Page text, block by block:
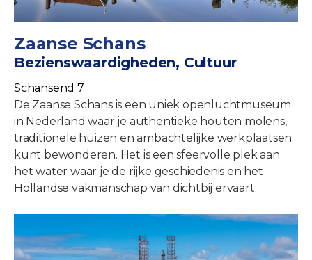
Zaanse Schans
Bezienswaardigheden, Cultuur
Schansend 7
De Zaanse Schans is een uniek openluchtmuseum
in Nederland waar je authentieke houten molens,
traditionele huizen en ambachtelijke werkplaatsen
kunt bewonderen. Het is een sfeervolle plek aan
het water waar je de rijke geschiedenis en het
Hollandse vakmanschap van dichtbij ervaart.